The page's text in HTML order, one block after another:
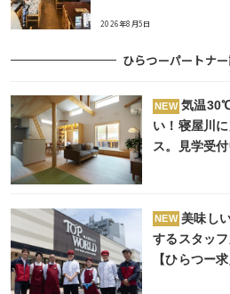
2026年8月5日
ひらつーパートナ
NEW 気温
い！寝屋川
ス。見学受
NEW 美味し
するスタッ
【ひらつー求